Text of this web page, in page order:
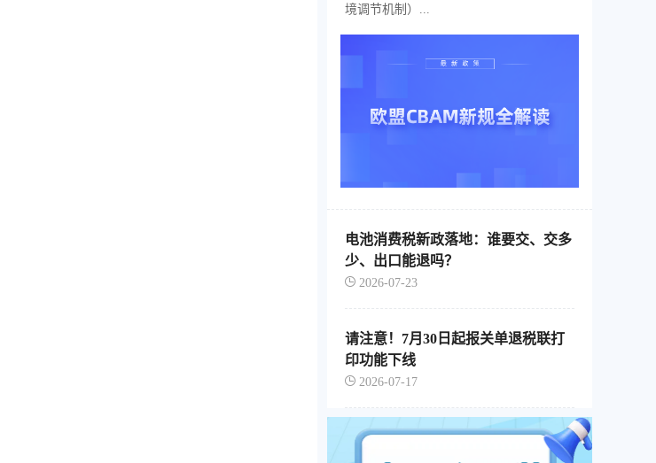
境调节机制）...
电池消费税新政落地：谁要交、交多
少、出口能退吗？
2026-07-23
请注意！7月30日起报关单退税联打
印功能下线
2026-07-17